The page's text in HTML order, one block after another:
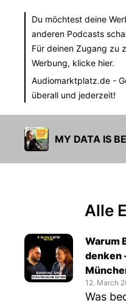
Du möchtest deine
anderen Podcasts
Für deinen Zugang zu
Werbung, klicke hier.
Audiomarktplatz.de -
überall und jederzeit!
Alle
Warum
denken
12. March
Was